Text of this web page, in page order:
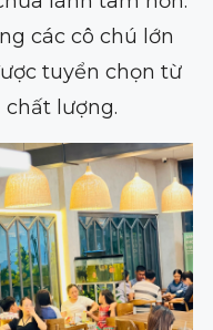
các cô chú lớn
tuyển chọn từ
lượng.